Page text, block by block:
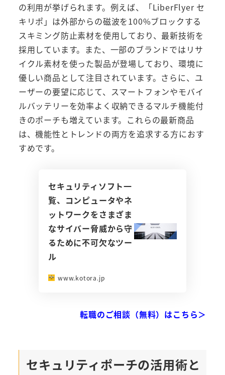
の利用が挙げられます。例えば、「LiberFlyer セ
キリポ」は外部からの磁波を100%ブロックする
スキミング防止素材を使用しており、最新技術を
採用しています。また、一部のブランドではリサ
イクル素材を使った製品が登場しており、環境に
優しい商品として注目されています。さらに、ユ
ーザーの要望に応じて、スマートフォンやモバイ
ルバッテリーを効率よく収納できるマルチ機能付
きのポーチも増えています。これらの最新商品
は、機能性とトレンドの両方を追求する方におす
すめです。
セキュリティソフト一
覧、コンピュータやネ
ットワークをさまざま
なサイバー脅威から守
るために不可欠なツー
ル
www.kotora.jp
転職のご相談（無料）はこちら＞
セキュリティポーチの活用術と